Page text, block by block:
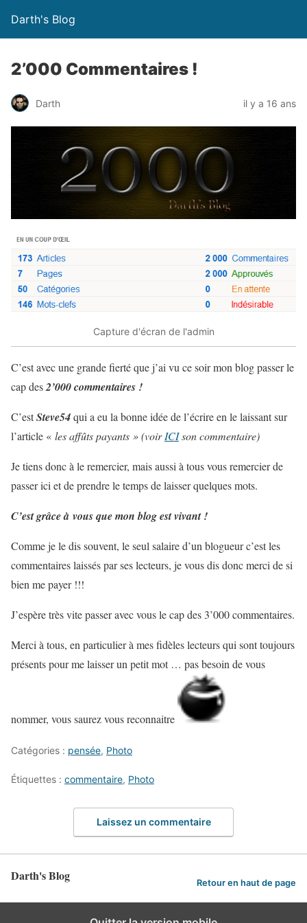
Darth's Blog
2’000 Commentaires !
Darth il y a 16 ans
Capture d'écran de l'admin
C’est avec une grande fierté que j’ai vu ce soir mon blog passer le
cap des2’000 commentaires !
C’estSteve54qui a eu la bonne idée de l’écrire en le laissant sur
l’article « les affûts payants »(voirICIson commentaire)
Je tiens donc à le remercier, mais aussi à tous vous remercier de
passer ici et de prendre le temps de laisser quelques mots.
C’est grâce à vous que mon blog est vivant !
Comme je le dis souvent, le seul salaire d’un blogueur c’est les
commentaires laissés par ses lecteurs, je vous dis donc merci de si
bien me payer !!!
J’espère très vite passer avec vous le cap des 3’000 commentaires.
Merci à tous, en particulier à mes fidèles lecteurs qui sont toujours
présents pour me laisser un petit mot … pas besoin de vous
nommer, vous saurez vous reconnaitre
Catégories : pensée, Photo
Étiquettes : commentaire, Photo
Laissez un commentaire
Darth's Blog Retour en haut de page